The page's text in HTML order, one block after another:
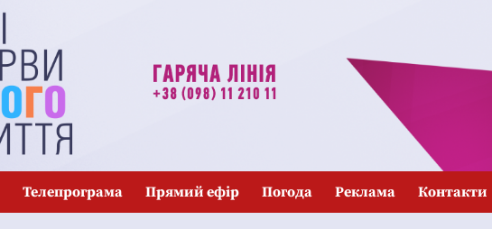
Телепрограма Прямий ефір Погода Реклама Контакти